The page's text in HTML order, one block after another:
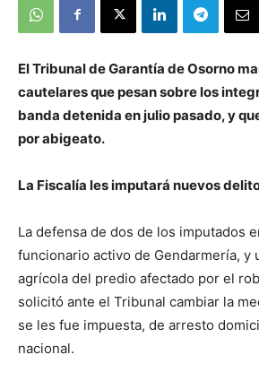
El Tribunal de Garantía de Osorno
cautelares que pesan sobre los
banda detenida en julio pasado, y
por abigeato.
La Fiscalía les imputará nuevos
La defensa de dos de los imputados
funcionario activo de Gendarmería, y
agrícola del predio afectado por el
solicitó ante el Tribunal cambiar la
se les fue impuesta, de arresto
nacional.